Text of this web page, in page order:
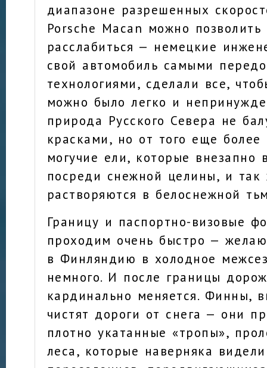
диапазоне разрешенных
Porsche Macan можно
расслабиться — немецкие
свой автомобиль самыми
технологиями, сделали все,
можно было легко и
природа Русского Севера не
красками, но от того еще более
могучие ели, которые внезапно
посреди снежной целины, и так
растворяются в белоснежной
Границу и паспортно-визовые
проходим очень быстро —
в Финляндию в холодное
немного. И после границы
кардинально меняется. Финны,
чистят дороги от снега — они
плотно укатанные «тропы»,
леса, которые наверняка